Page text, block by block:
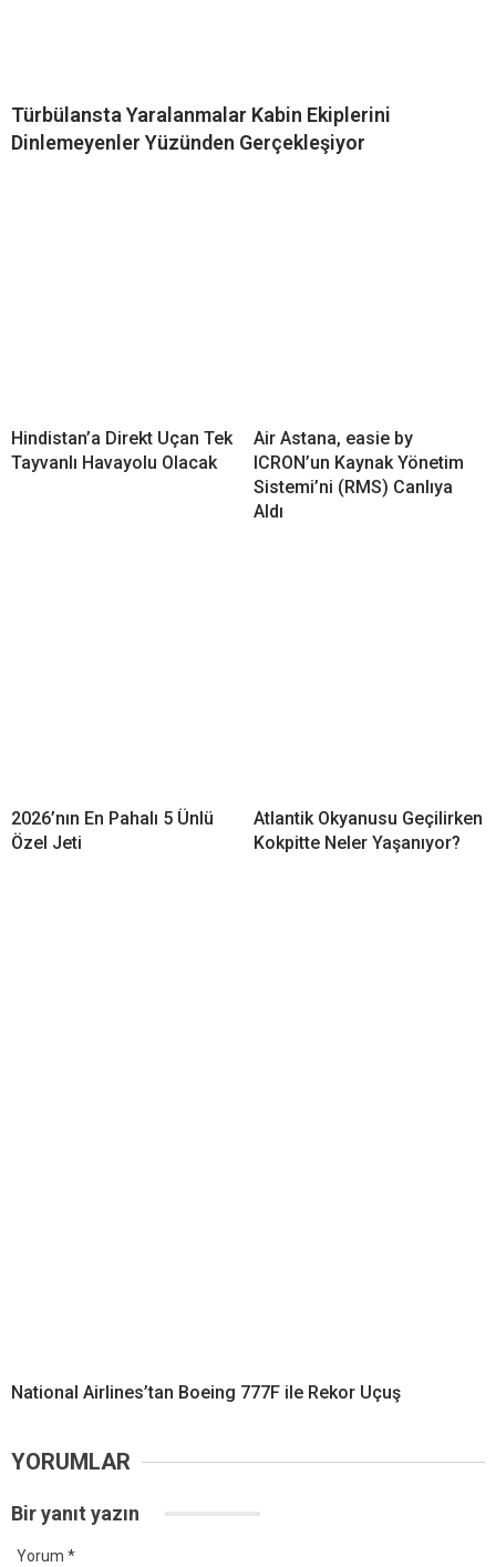
Türbülansta Yaralanmalar Kabin Ekiplerini
Dinlemeyenler Yüzünden Gerçekleşiyor
Hindistan’a Direkt Uçan Tek
Tayvanlı Havayolu Olacak
Air Astana, easie by
ICRON’un Kaynak Yönetim
Sistemi’ni (RMS) Canlıya
Aldı
2026’nın En Pahalı 5 Ünlü
Özel Jeti
Atlantik Okyanusu Geçilirken
Kokpitte Neler Yaşanıyor?
National Airlines’tan Boeing 777F ile Rekor Uçuş
YORUMLAR
Bir yanıt yazın
Yorum *